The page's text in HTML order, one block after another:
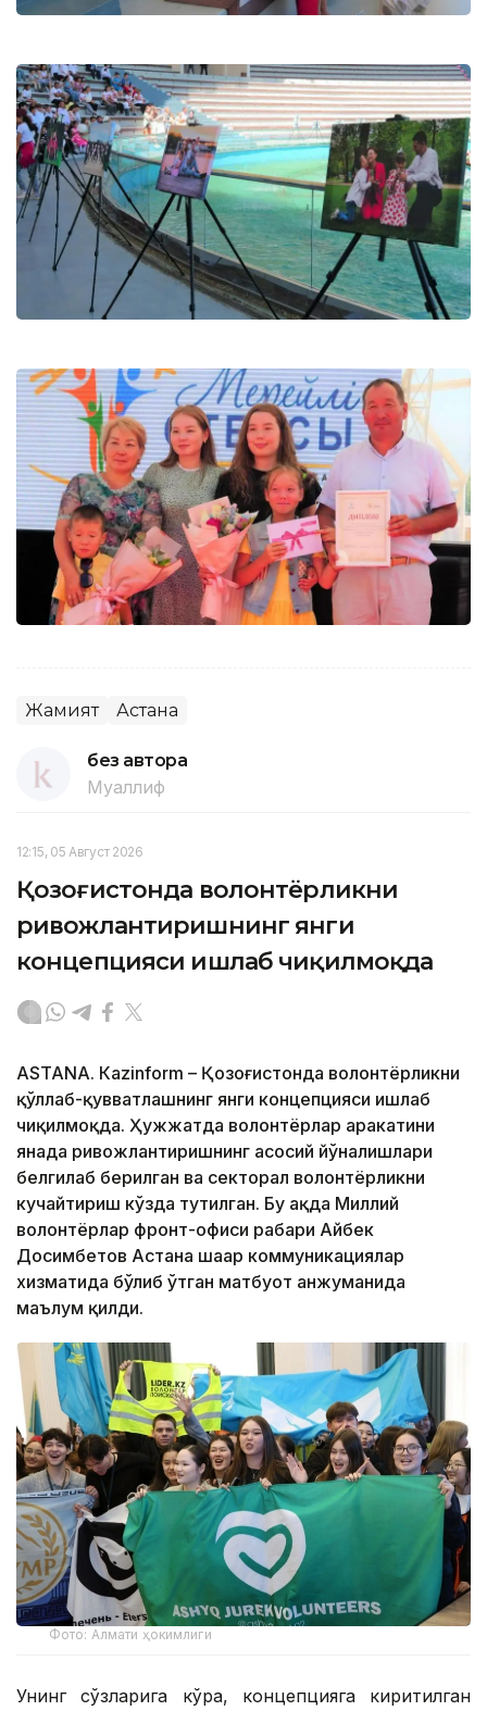
Жамият Астана
без автора
Муаллиф
12:15, 05 Август 2026
Қозоғистонда волонтёрликни
ривожлантиришнинг янги
концепцияси ишлаб чиқилмоқда
ASTANА. Кazinform – Қозоғистонда волонтёрликни
қўллаб-қувватлашнинг янги концепцияси ишлаб
чиқилмоқда. Ҳужжатда волонтёрлар ҳаракатини
янада ривожлантиришнинг асосий йўналишлари
белгилаб берилган ва секторал волонтёрликни
кучайтириш кўзда тутилган. Бу ҳақда Миллий
волонтёрлар фронт-офиси раҳбари Айбек
Досимбетов Астана шаҳар коммуникациялар
хизматида бўлиб ўтган матбуот анжуманида
маълум қилди.
Фото: Алмати ҳокимлиги
Унинг сўзларига кўра, концепцияга киритилган